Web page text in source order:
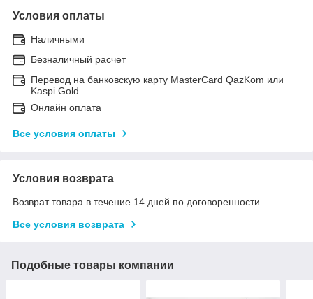
Условия оплаты
Наличными
Безналичный расчет
Перевод на банковскую карту MasterCard QazKom или
Kaspi Gold
Онлайн оплата
Все условия оплаты
Условия возврата
Возврат товара в течение 14 дней по договоренности
Все условия возврата
Подобные товары компании